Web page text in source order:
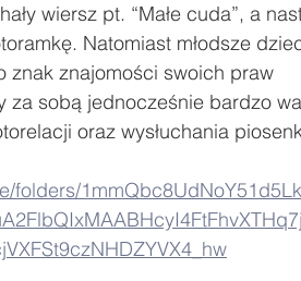
wiersz pt. “Małe cuda”, a
Natomiast młodsze
znak znajomości swoich praw
za sobą jednocześnie bardzo
oraz wysłuchania
folders/